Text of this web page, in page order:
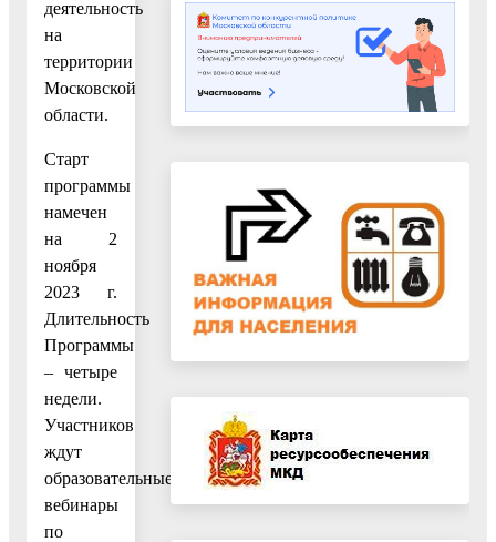
деятельность
на
территории
Московской
области.
Старт
программы
намечен
на 2
ноября
2023 г.
Длительность
Программы
– четыре
недели.
Участников
ждут
образовательные
вебинары
по